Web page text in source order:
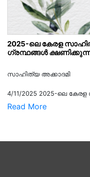
2025-ലെ കേരള
ഗ്രന്ഥങ്ങൾ
സാഹിത്യ അക്കാദമി
4/11/2025 2025-ലെ
Read More